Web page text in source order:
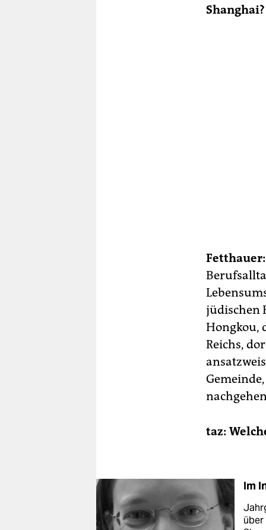
Shanghai?
Fetthauer:
jüdischen
Hongkou,
Reichs,
taz:
Im
über